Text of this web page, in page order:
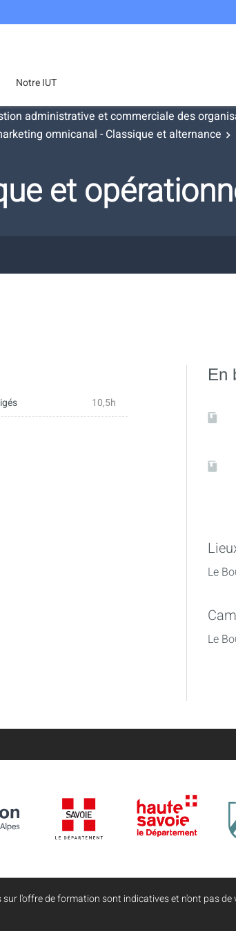
Notre IUT
administrative et commerciale des
omnicanal - Classique et alternance
et
10,5h
En
Le
Le
l'offre de formation sont indicatives et n'ont pas de